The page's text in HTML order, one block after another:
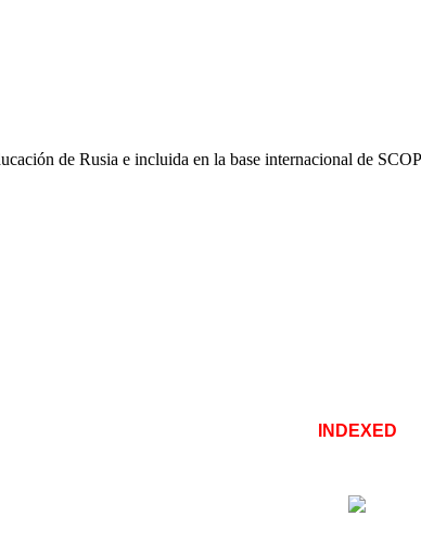
de Rusia e incluida en la base internacional de
INDEXED